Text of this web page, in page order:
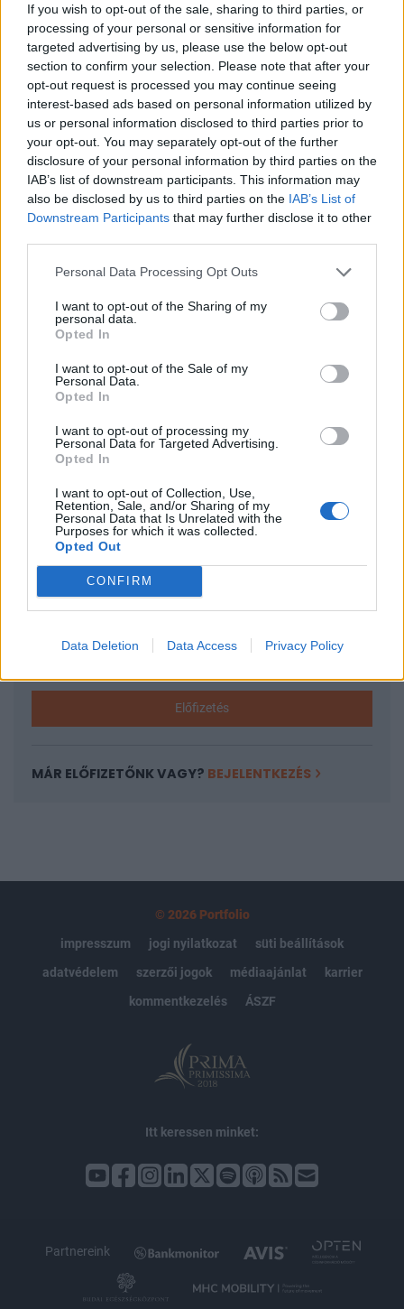
If you wish to opt-out of the sale, sharing to third parties, or
processing of your personal or sensitive information for
targeted advertising by us, please use the below opt-out
section to confirm your selection. Please note that after your
opt-out request is processed you may continue seeing
interest-based ads based on personal information utilized by
us or personal information disclosed to third parties prior to
your opt-out. You may separately opt-out of the further
disclosure of your personal information by third parties on the
IAB’s list of downstream participants. This information may
also be disclosed by us to third parties on the IAB’s List of
Downstream Participants that may further disclose it to other
Personal Data Processing Opt Outs
I want to opt-out of the Sharing of my
personal data.
Opted In
I want to opt-out of the Sale of my
Personal Data.
Opted In
I want to opt-out of processing my
Personal Data for Targeted Advertising.
Opted In
I want to opt-out of Collection, Use,
Retention, Sale, and/or Sharing of my
Personal Data that Is Unrelated with the
Purposes for which it was collected.
Opted Out
CONFIRM
Data Deletion Data Access Privacy Policy
A ChatGPT-t is fejlesztő OpenAI állásközvetítő
platform létrehozásán dolgozik, amely a jövőben a
mesterséges intelligencia segítségével kapcsolná
össze a megfelelő jelölteket a vállalatokkal. A
tervek szerint 2026 közepén induló
szolgáltatással párhuzamosan egy online képzési
felületet is indítanak, az "OpenAI Academy"
keretében - számolt be a CNBC. November 25-
ei AI & Digital Transformation konferenciánkon
digitális bankolás - Technológiai és üzleti deep dive banki
topvezetőkkel! November 10-én jön a Portfolio Banking
Technology, regisztráció és részletek itt!Információ és
jelentkezésA ChatGPT készítője, az OpenAI bejelentette,
hogy mesterséges intelligenciával működő állásközvetítő
platformot fejleszt, amely a tervek szerint...
KEDVES OLVASÓNK!
A keresett cikk a portfolio.hu hírarchívumához
tartozik, melynek olvasása előfizetéses
regisztrációhoz kötött.
Az előfizetés a következőket tartalmazza:
Kötéslisták: BÉT elmúlt 2 év napon belüli
Előfizetés
MÁR ELŐFIZETŐNK VAGY? BEJELENTKEZÉS
© 2026 Portfolio
impresszum
jogi nyilatkozat
süti beállítások
adatvédelem
szerzői jogok médiaajánlat
karrier
kommentkezelés
ÁSZF
Itt keressen minket:
Partnereink